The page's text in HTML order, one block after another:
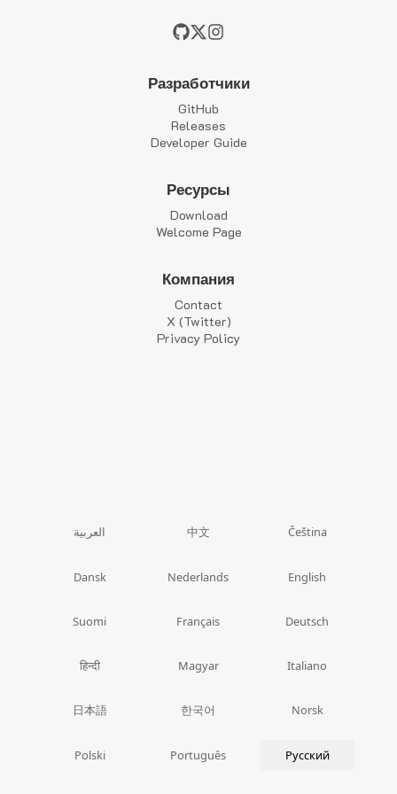
Разработчики
GitHub
Releases
Developer Guide
Ресурсы
Download
Welcome Page
Компания
Contact
X (Twitter)
Privacy Policy
العربية 中文 Čeština
Dansk Nederlands English
Suomi Français Deutsch
हिन्दी Magyar Italiano
日本語 한국어 Norsk
Polski Português Русский